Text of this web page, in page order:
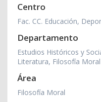
Centro
Fac. CC. Educación,
Departamento
Estudios Históricos y
Literatura, Filosofía
Área
Filosofía Moral